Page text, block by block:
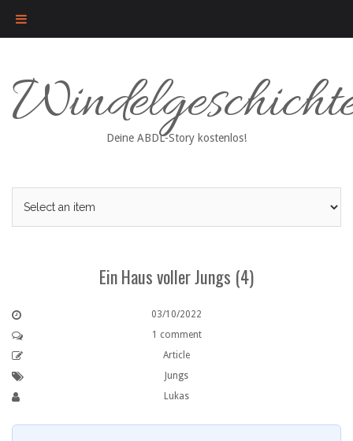
content
Deine ABDL-Story kostenlos!
Ein Haus voller Jungs (4)
03/10/2022
1 comment
Article
Jungs
Lukas